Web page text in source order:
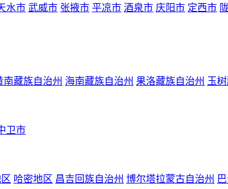
水市 武威市 张掖市 平凉市 酒泉市 庆阳市 定西市
南藏族自治州 海南藏族自治州 果洛藏族自治州 玉
卫市
哈密地区 昌吉回族自治州 博尔塔拉蒙古自治州